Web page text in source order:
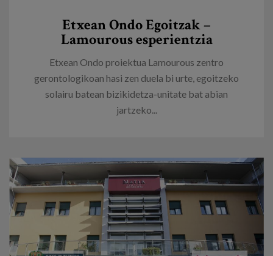
Etxean Ondo Egoitzak –
Lamourous esperientzia
Etxean Ondo proiektua Lamourous zentro
gerontologikoan hasi zen duela bi urte, egoitzeko
solairu batean bizikidetza-unitate bat abian
jartzeko...